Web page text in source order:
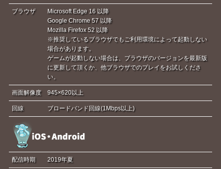
ブラウザ
Microsoft Edge 16 以降
Google Chrome 57 以降
Mozilla Firefox 52 以降
※推奨しているブラウザでもご利用環境によって起動しない
場合があります。
ゲームが起動しない場合は、ブラウザのバージョンを最新版
に更新して頂くか、他ブラウザでのプレイをお試しくださ
い。
画面解像度 945×620以上
回線 ブロードバンド回線(1Mbps以上)
配信時期 2019年夏